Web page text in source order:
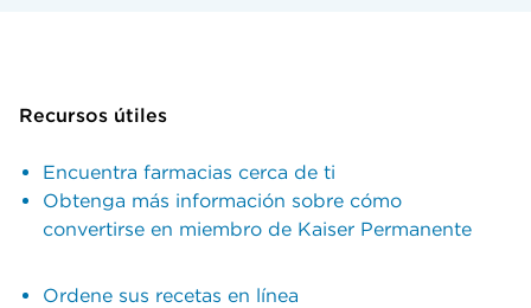
Recursos útiles
Encuentra farmacias cerca de ti
Obtenga más información sobre cómo
convertirse en miembro de Kaiser Permanente
Ordene sus recetas en línea